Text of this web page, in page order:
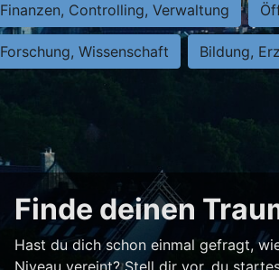
Finanzen, Controlling, Verwaltung
Forschung, Wissenschaft Bildung,
Finde deinen
Hast du dich schon einmal gefragt,